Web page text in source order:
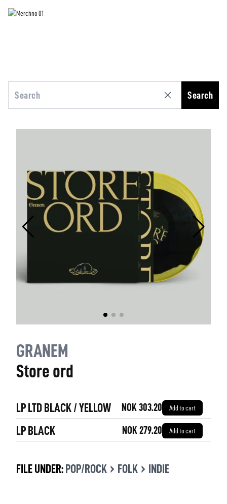
Search
GRANEM
Store ord
LP LTD BLACK / YELLOW NOK 303.20 Add to cart
LP BLACK NOK 279.20 Add to cart
FILE UNDER: POP/ROCK › FOLK › INDIE